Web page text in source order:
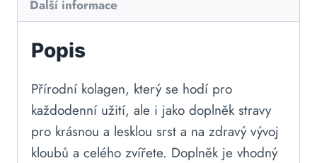
Další informace
Popis
Přírodní kolagen, který se hodí pro
každodenní užití, ale i jako doplněk stravy
pro krásnou a lesklou srst a na zdravý vývoj
kloubů a celého zvířete. Doplněk je vhodný